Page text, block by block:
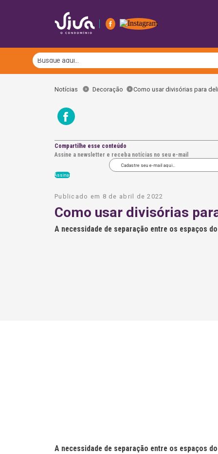
Notícias Decoração Como usar divisórias para
Compartilhe esse conteúdo
Assine a newsletter e receba notícias no seu e-mail
Publicado em 8 de abril de 2022
Como usar divisórias
A necessidade de separação entre os espaços
A necessidade de separação entre os espaços